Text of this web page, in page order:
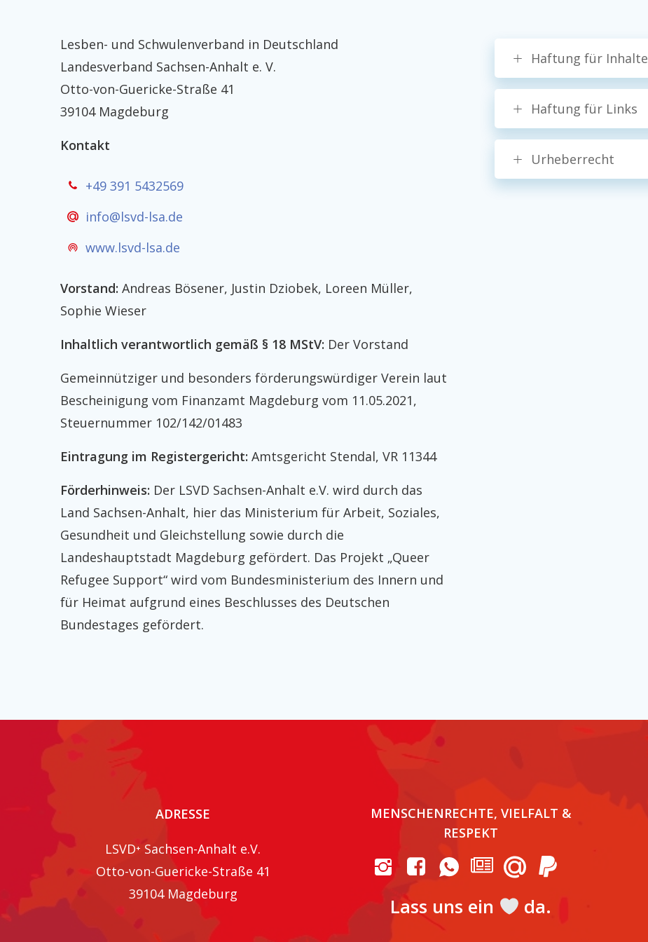
Lesben- und Schwulenverband in Deutschland
Landesverband Sachsen-Anhalt e. V.
Otto-von-Guericke-Straße 41
39104 Magdeburg
Kontakt
+49 391 5432569
info@lsvd-lsa.de
www.lsvd-lsa.de
Vorstand: Andreas Bösener, Justin Dziobek, Loreen Müller,
Sophie Wieser
Inhaltlich verantwortlich gemäß § 18 MStV: Der Vorstand
Gemeinnütziger und besonders förderungswürdiger Verein laut
Bescheinigung vom Finanzamt Magdeburg vom 11.05.2021,
Steuernummer 102/142/01483
Eintragung im Registergericht: Amtsgericht Stendal, VR 11344
Förderhinweis: Der LSVD Sachsen-Anhalt e.V. wird durch das
Land Sachsen-Anhalt, hier das Ministerium für Arbeit, Soziales,
Gesundheit und Gleichstellung sowie durch die
Landeshauptstadt Magdeburg gefördert. Das Projekt „Queer
Refugee Support“ wird vom Bundesministerium des Innern und
für Heimat aufgrund eines Beschlusses des Deutschen
Bundestages gefördert.
Haftung für Inhalte
Haftung für Links
Urheberrecht
ADRESSE
LSVD⁺ Sachsen-Anhalt e.V.
Otto-von-Guericke-Straße 41
39104 Magdeburg
MENSCHENRECHTE, VIELFALT &
RESPEKT
Lass uns ein da.